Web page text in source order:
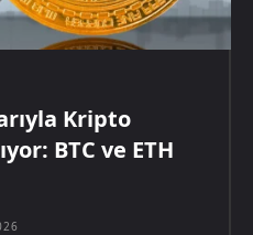
Kripto
BTC ve ETH